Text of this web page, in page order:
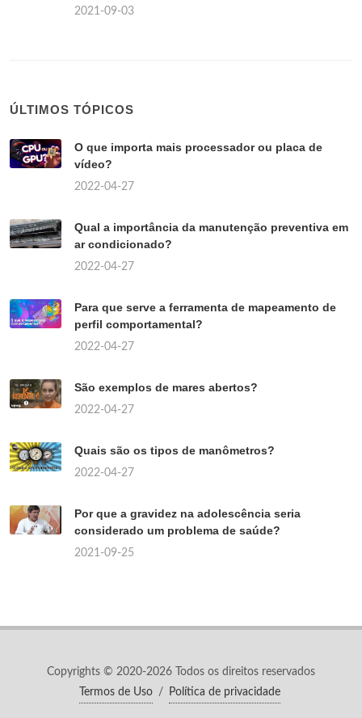
2021-09-03
ÚLTIMOS TÓPICOS
O que importa mais processador ou placa de
vídeo?
2022-04-27
Qual a importância da manutenção preventiva em
ar condicionado?
2022-04-27
Para que serve a ferramenta de mapeamento de
perfil comportamental?
2022-04-27
São exemplos de mares abertos?
2022-04-27
Quais são os tipos de manômetros?
2022-04-27
Por que a gravidez na adolescência seria
considerado um problema de saúde?
2021-09-25
Copyrights © 2020-2026 Todos os direitos reservados
Termos de Uso / Política de privacidade